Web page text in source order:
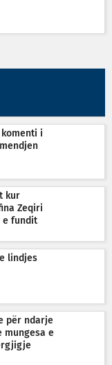
i
kur
Zeqiri
e fundit
lindjes
për ndarje
mungesa e